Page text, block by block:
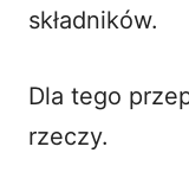
składników.
Dla tego
rzeczy.